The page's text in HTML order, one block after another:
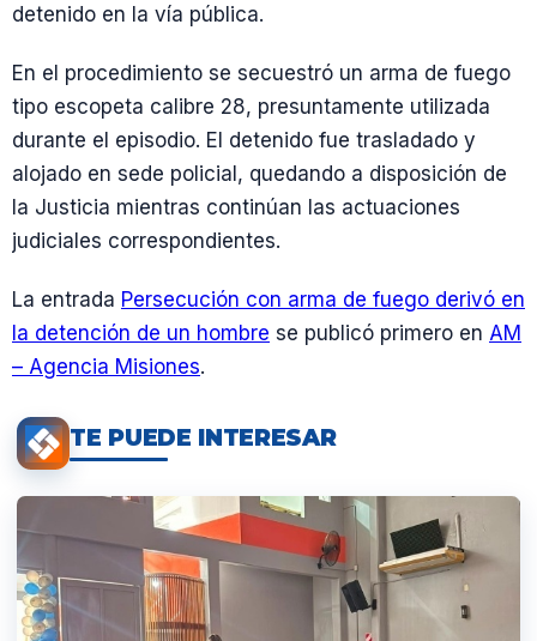
detenido en la vía pública.
En el procedimiento se secuestró un arma de fuego
tipo escopeta calibre 28, presuntamente utilizada
durante el episodio. El detenido fue trasladado y
alojado en sede policial, quedando a disposición de
la Justicia mientras continúan las actuaciones
judiciales correspondientes.
La entrada Persecución con arma de fuego derivó en
la detención de un hombre se publicó primero en AM
– Agencia Misiones.
TE PUEDE INTERESAR